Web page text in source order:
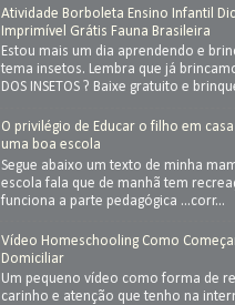
Atividade Borboleta Ensino Infantil
Imprimível Grátis Fauna Brasileira
Estou mais um dia aprendendo e
tema insetos. Lembra que já
DOS INSETOS ? Baixe gratuito e
O privilégio de Educar o filho em
uma boa escola
Segue abaixo um texto de minha
escola fala que de manhã tem
funciona a parte pedagógica ...corr...
Vídeo Homeschooling Como
Domiciliar
Um pequeno vídeo como forma de
carinho e atenção que tenho na